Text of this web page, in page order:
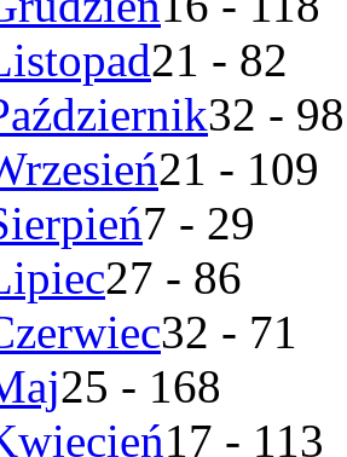
21 - 82
32 - 98
21 - 109
7 - 29
27 - 86
32 - 71
25 - 168
17 - 113